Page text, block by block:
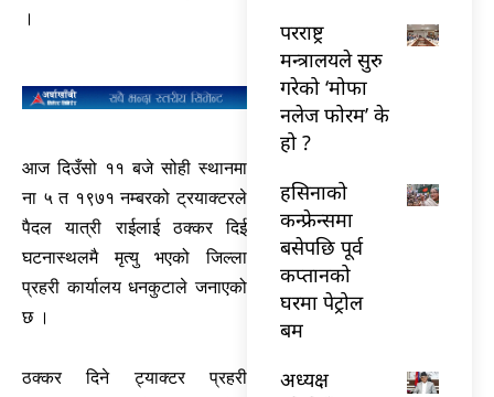
।
आज दिउँसो ११ बजे सोही स्थानमा
ना ५ त १९७१ नम्बरको ट्रयाक्टरले
पैदल यात्री राईलाई ठक्कर दिई
घटनास्थलमै मृत्यु भएको जिल्ला
प्रहरी कार्यालय धनकुटाले जनाएको
छ ।
ठक्कर दिने ट्याक्टर प्रहरी
परराष्ट्र
मन्त्रालयले सुरु
गरेको ‘मोफा
नलेज फोरम’ के
हो ?
हसिनाको
कन्फ्रेन्समा
बसेपछि पूर्व
कप्तानको
घरमा पेट्रोल
बम
अध्यक्ष